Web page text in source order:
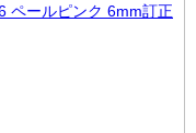
ペールピンク 6mm訂正